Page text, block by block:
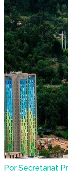
Por Secretariat